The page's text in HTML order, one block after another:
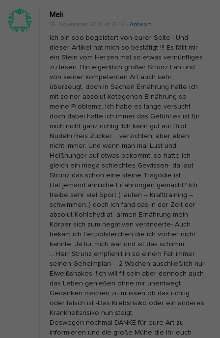
D
e
e
n
e
r
n
ä
h
r
u
n
g
s
f
o
r
m
f
ü
r
Meli
16. November 2018 at 12:42 - Antwort
Ich bin soo begeistert von eurer Seite ! Und
dieser Artikel hat mich so bestätigt !!! Es fällt mir
ein Stein vom Herzen mal so etwas vernünftiges
zu lesen. Bin eigentlich großer Strunz Fan und
von seiner kompetenten Art auch sehr
überzeugt, doch in Sachen Ernährung hatte ich
mit seiner absolut ketogenen Ernährung so
meine Probleme. Ich habe es lange versucht
doch dabei hatte ich immer das Gefühl es ist für
mich nicht ganz richtig. Ich kann gut auf Brot
Nudeln Reis Zucker ….verzichten, aber eben
nicht immer. Und wenn man mal Lust und
Heißhunger auf etwas bekommt, so hatte ich
gleich ein mega schlechtes Gewissen- da laut
Strunz das schon eine kleine Tragödie ist…..
Hat jemand ähnliche Erfahrungen gemacht? Ich
treibe sehr viel Sport ( laufen – Krafttraining –
schwimmen..) doch ich fand das in der Zeit der
absolut Kohlehydrat- armen Ernährung mein
Körper sich zum negativen veränderte- Auch
bekam ich Fettpölsterchen die ich vorher nicht
kannte. Ja für mich war und ist das schlimm
….Herr Strunz empfiehlt in so einem Fall immer
seinen Geheimplan – 2 Wochen auschließlich nur
Eiweißshakes !!Ich will fit sein aber dennoch auch
das Leben genießen ohne mir unentwegt
Gedanken machen zu müssen ob das richtig
oder falsch ist -Das Krebsrisiko oder ein anderes
Krankheitsrisiko nun steigt.
Deswegen nochmal DANKE für eure Art zu
informieren und die große Mühe die ihr euch